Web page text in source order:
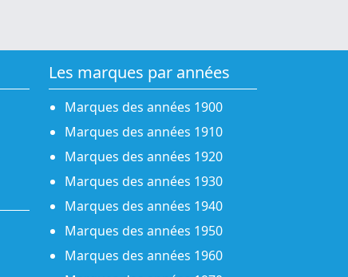
Les marques par années
Marques des années 1900
Marques des années 1910
Marques des années 1920
Marques des années 1930
Marques des années 1940
Marques des années 1950
Marques des années 1960